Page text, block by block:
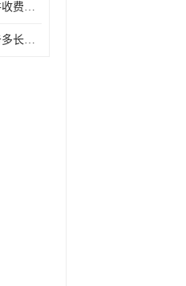
湛江附近代做投标文件收费标准 投标书怎么做
佛山附近代做审计报告多长时间做好 标书打印封装